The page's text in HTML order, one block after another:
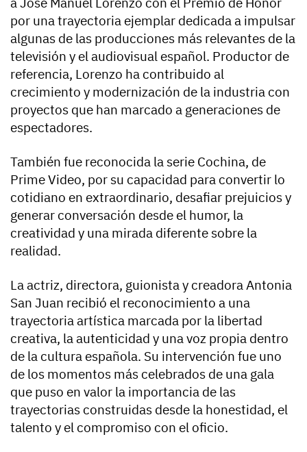
por una trayectoria ejemplar dedicada a impulsar
algunas de las producciones más relevantes de la
televisión y el audiovisual español. Productor de
referencia, Lorenzo ha contribuido al
crecimiento y modernización de la industria con
proyectos que han marcado a generaciones de
espectadores.
También fue reconocida la serie Cochina, de
Prime Video, por su capacidad para convertir lo
cotidiano en extraordinario, desafiar prejuicios y
generar conversación desde el humor, la
creatividad y una mirada diferente sobre la
realidad.
La actriz, directora, guionista y creadora Antonia
San Juan recibió el reconocimiento a una
trayectoria artística marcada por la libertad
creativa, la autenticidad y una voz propia dentro
de la cultura española. Su intervención fue uno
de los momentos más celebrados de una gala
que puso en valor la importancia de las
trayectorias construidas desde la honestidad, el
talento y el compromiso con el oficio.